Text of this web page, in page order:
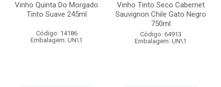
Vinho Quinta Do Morgado
Tinto Suave 245ml
Código: 14186
Embalagem: UN\1
Vinho Tinto Seco Cabernet
Sauvignon Chile Gato Negro
750ml
Código: 64913
Embalagem: UN\1